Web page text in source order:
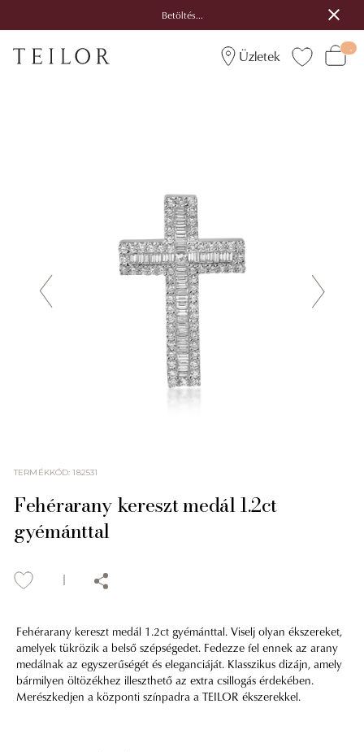
Betöltés...
Üzletek
TERMÉKKÓD:182531
Fehérarany kereszt medál 1.2ct
gyémánttal
Fehérarany kereszt medál 1.2ct gyémánttal. Viselj olyan ékszereket,
amelyek tükrözik a belső szépségedet. Fedezze fel ennek az arany
medálnak az egyszerűségét és eleganciáját. Klasszikus dizájn, amely
bármilyen öltözékhez illeszthető az extra csillogás érdekében.
Merészkedjen a központi színpadra a TEILOR ékszerekkel.